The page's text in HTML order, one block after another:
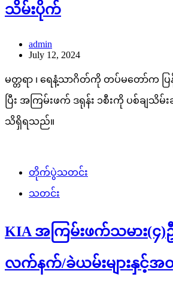
သိမ်းပိုက်
admin
July 12, 2024
မတ္တရာ ၊ ရေနံ့သာဂိတ်ကို တပ်မတော်က
ပြီး အကြမ်းဖက် ဒရုန်း ၁စီးကို ပစ်ချသိမ်
သိရှိရသည်။
တိုက်ပွဲသတင်း
သတင်း
KIA အကြမ်းဖက်သမား(၄)
လက်နက်/ခဲယမ်းများနှင့်အ